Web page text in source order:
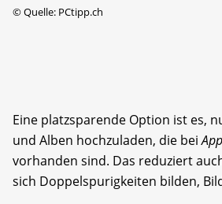
©Quelle: PCtipp.ch
Eine platzsparende Option ist es,
und Alben hochzuladen, die bei
vorhanden sind. Das reduziert
sich Doppelspurigkeiten bilden,